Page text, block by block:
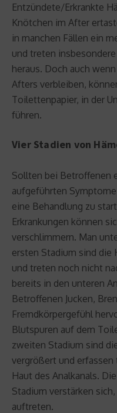
Entzündete/Erkrankte
Knötchen im After
in manchen Fällen ein
und treten
heraus. Doch auch
Afters verbleiben,
Toilettenpapier, in der
führen.
Vier Stadien von
Sollten bei Betroffenen
aufgeführten
eine Behandlung zu
Erkrankungen können
verschlimmern. Man
ersten Stadium sind die
und treten noch nicht
bereits in den unteren
Betroffenen Jucken,
Fremdkörpergefühl
Blutspuren auf dem
zweiten Stadium sind
vergrößert und
Haut des Analkanals.
Stadium verstärken
auftreten.